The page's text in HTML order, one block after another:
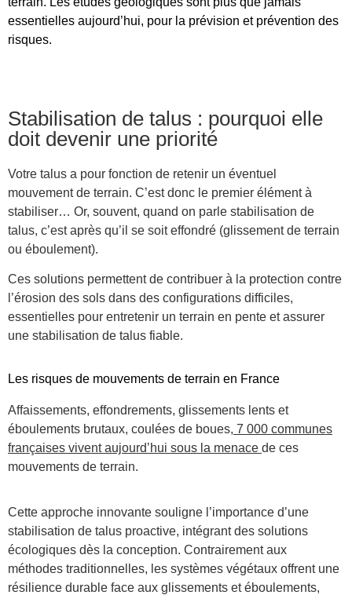
essentielles aujourd’hui, pour la prévision et prévention des
risques.
Stabilisation de talus : pourquoi elle
doit devenir une priorité
Votre talus a pour fonction de retenir un éventuel
mouvement de terrain. C’est donc le premier élément à
stabiliser… Or, souvent, quand on parle stabilisation de
talus, c’est après qu’il se soit effondré (glissement de terrain
ou éboulement).
Ces solutions permettent de contribuer à la protection contre
l’érosion des sols dans des configurations difficiles,
essentielles pour entretenir un terrain en pente et assurer
une stabilisation de talus fiable.
Les risques de mouvements de terrain en France
Affaissements, effondrements, glissements lents et
éboulements brutaux, coulées de boues, 7 000 communes
françaises vivent aujourd’hui sous la menace de ces
mouvements de terrain.
Cette approche innovante souligne l’importance d’une
stabilisation de talus proactive, intégrant des solutions
écologiques dès la conception. Contrairement aux
méthodes traditionnelles, les systèmes végétaux offrent une
résilience durable face aux glissements et éboulements,